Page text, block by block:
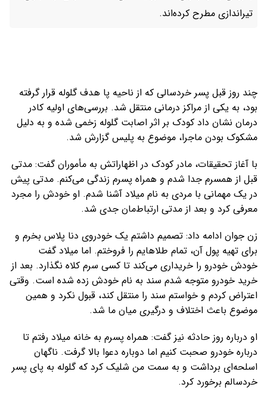
تیراندازی مطرح کرده‌اند.
چند روز قبل پسر خردسالی که از ناحیه پا هدف گلوله قرار گرفته
بود، به یکی از مراکز درمانی منتقل شد. بررسی‌های اولیه کادر
درمان نشان داد کودک بر اثر اصابت گلوله زخمی شده و به دلیل
مشکوک بودن ماجرا، موضوع به پلیس گزارش شد.​
با آغاز تحقیقات، مادر کودک در اظهاراتش به مأموران گفت: مدتی
قبل از همسرم جدا شدم و همراه پسرم زندگی می‌کنم. مدتی پیش
در یک مهمانی با مردی به نام میلاد آشنا شدم. او خودش را مجرد
معرفی کرد و بعد از مدتی ارتباط‌مان جدی شد.
زن جوان ادامه داد: تصمیم داشتم یک خودروی دنا پلاس بخرم و
برای تهیه پول آن، تمام طلاهایم را فروختم. اما میلاد گفت
خودش خودرو را خریداری می‌کند تا کسی سرم کلاه نگذارد. بعد از
خرید خودرو متوجه شدم سند به نام خودش زده شده است. وقتی
اعتراض کردم و خواستم سند را منتقل کند، قبول نکرد و همین
موضوع باعث اختلاف و درگیری میان ما شد.
او درباره روز حادثه نیز گفت: همراه پسرم به خانه میلاد رفتم تا
درباره خودرو صحبت کنیم اما دوباره دعوا بالا گرفت. ناگهان
اسلحه‌ای برداشت و به سمت من شلیک کرد که گلوله به پای پسر
خردسالم برخورد کرد.